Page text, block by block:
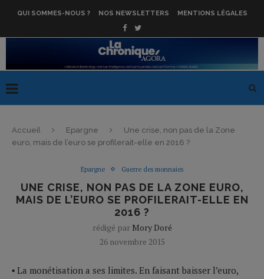
QUI SOMMES-NOUS ? NOS NEWSLETTERS MENTIONS LÉGALES
Accueil Epargne
Une crise, non pas de la Zone
euro, mais de l’euro se profilerait-elle en 2016 ?
Epargne Guerre des monnaies
UNE CRISE, NON PAS DE LA ZONE EURO,
MAIS DE L’EURO SE PROFILERAIT-ELLE EN
2016 ?
rédigé par Mory Doré
26 novembre 2015
▪ La monétisation a ses limites. En faisant baisser l’euro,